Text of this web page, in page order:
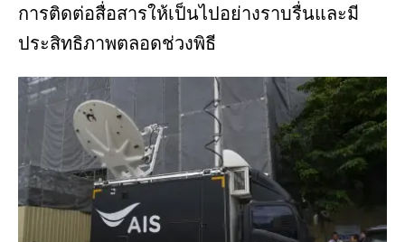
การติดต่อสื่อสารให้เป็นไปอย่างราบรื่นและมี
ประสิทธิภาพตลอดช่วงพิธี